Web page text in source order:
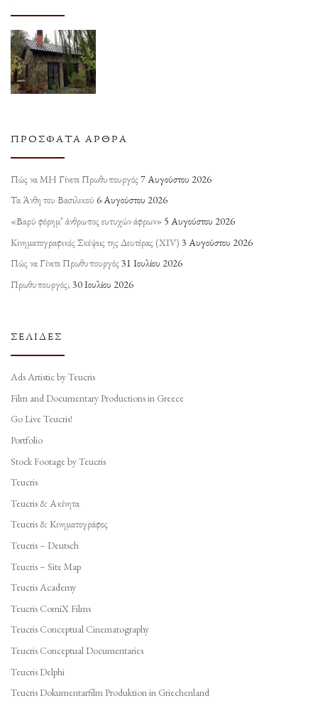
ΠΡΌΣΦΑΤΑ ΆΡΘΡΑ
Πώς να ΜΗ Γίνετε Πρωθυπουργός 7 Αυγούστου 2026
Τα Άνθη του Βασιλικού 6 Αυγούστου 2026
«Βαρύ φόρημ’ άνθρωπος ευτυχών άφρων» 5 Αυγούστου 2026
Κινηματογραφικές Σκέψεις της Δευτέρας (ΧΙV) 3 Αυγούστου 2026
Πώς να Γίνετε Πρωθυπουργός 31 Ιουλίου 2026
Πρωθυπουργός; 30 Ιουλίου 2026
ΣΕΛΊΔΕΣ
Ads Artistic by Teucris
Film and Documentary Productions in Greece
Go Live Teucris!
Portfolio
Stock Footage by Teucris
Teucris
Teucris & Ακίνητα
Teucris & Κινηματογράφος
Teucris – Deutsch
Teucris – Site Map
Teucris Academy
Teucris ComiX Films
Teucris Conceptual Cinematography
Teucris Conceptual Documentaries
Teucris Delphi
Teucris Dokumentarfilm Produktion in Griechenland